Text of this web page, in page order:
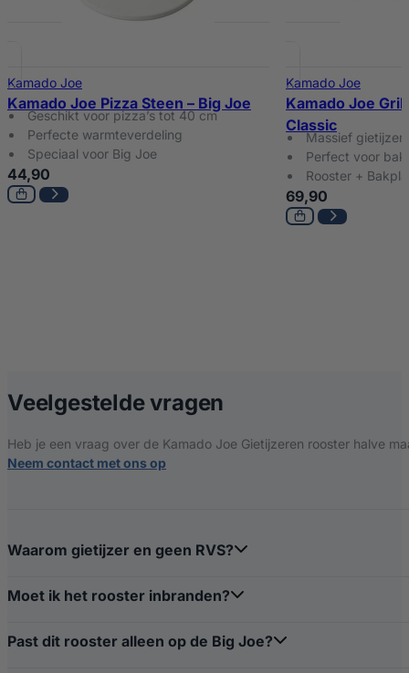
Kamado Joe
Kamado Joe Pizza Steen – Big Joe
Geschikt voor pizza’s tot 40 cm
Perfecte warmteverdeling
Speciaal voor Big Joe
44,90
Kamado Joe
Kamado Joe
Classic
Massief gietijzer
Perfect voor
Rooster +
69,90
Veelgestelde vragen
Heb je een vraag over de Kamado Joe Gietijzeren rooster halve
Neem contact met ons op
Waarom gietijzer en geen RVS?
Moet ik het rooster inbranden?
Past dit rooster alleen op de Big Joe?